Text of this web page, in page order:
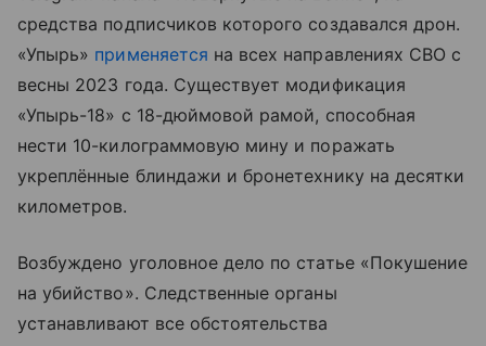
средства подписчиков которого создавался дрон.
«Упырь» применяется на всех направлениях СВО с
весны 2023 года. Существует модификация
«Упырь-18» с 18-дюймовой рамой, способная
нести 10-килограммовую мину и поражать
укреплённые блиндажи и бронетехнику на десятки
километров.
Возбуждено уголовное дело по статье «Покушение
на убийство». Следственные органы
устанавливают все обстоятельства